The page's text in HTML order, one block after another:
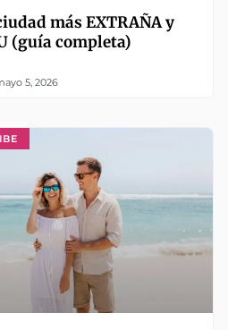
más EXTRAÑA y
(guía completa)
5, 2026